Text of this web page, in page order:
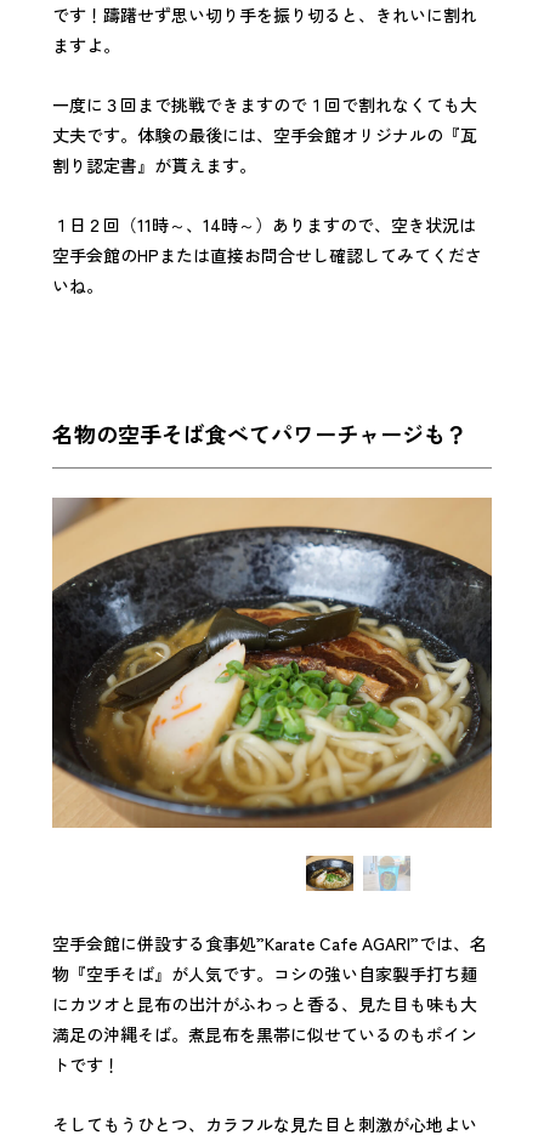
です！躊躇せず思い切り手を振り切ると、きれいに割れ
ますよ。
一度に３回まで挑戦できますので１回で割れなくても大
丈夫です。体験の最後には、空手会館オリジナルの『瓦
割り認定書』が貰えます。
１日２回（11時～、14時～）ありますので、空き状況は
空手会館のHPまたは直接お問合せし確認してみてくださ
いね。
名物の空手そば食べてパワーチャージも？
空手会館に併設する食事処”Karate Cafe AGARI”では、名
物『空手そば』が人気です。コシの強い自家製手打ち麺
にカツオと昆布の出汁がふわっと香る、見た目も味も大
満足の沖縄そば。煮昆布を黒帯に似せているのもポイン
トです！
そしてもうひとつ、カラフルな見た目と刺激が心地よい